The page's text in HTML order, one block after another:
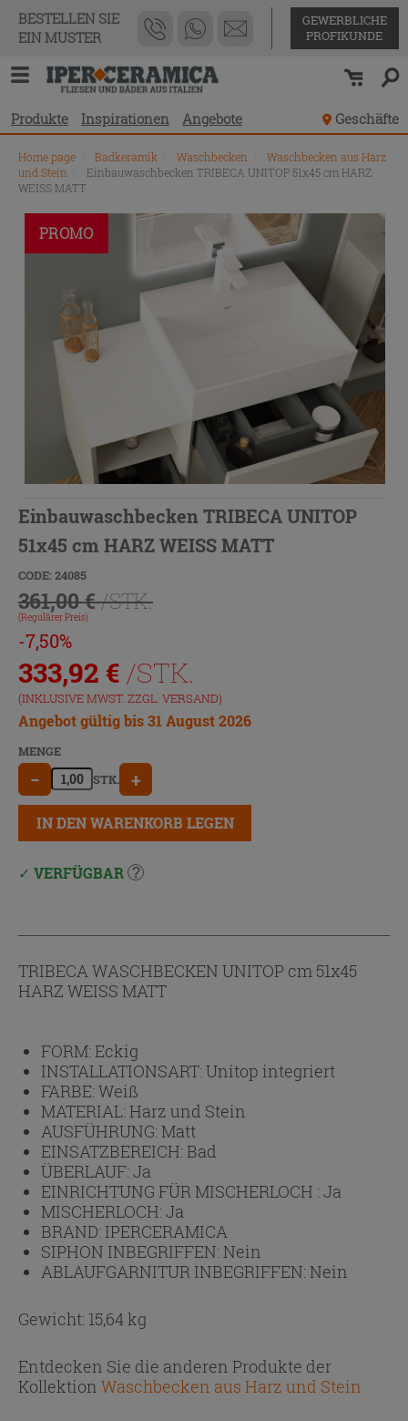
BESTELLEN SIE
EIN MUSTER
GEWERBLICHE
PROFIKUNDE
Produkte Inspirationen Angebote Geschäfte
Home page Badkeramik Waschbecken
Waschbecken aus Harz
und Stein
Einbauwaschbecken TRIBECA UNITOP 51x45 cm HARZ
WEISS MATT
PROMO
Einbauwaschbecken TRIBECA UNITOP
51x45 cm HARZ WEISS MATT
CODE: 24085
361,00 €/STK.
(Regulärer Preis)
-7,50%
333,92 € /STK.
(INKLUSIVE MWST. ZZGL. VERSAND)
Angebot gültig bis 31 August 2026
MENGE
− STK. +
IN DEN WARENKORB LEGEN
VERFÜGBAR
TRIBECA WASCHBECKEN UNITOP cm 51x45
HARZ WEISS MATT
FORM:Eckig
INSTALLATIONSART:Unitop integriert
FARBE:Weiß
MATERIAL:Harz und Stein
AUSFÜHRUNG:Matt
EINSATZBEREICH:Bad
ÜBERLAUF:Ja
EINRICHTUNG FÜR MISCHERLOCH :Ja
MISCHERLOCH:Ja
BRAND: IPERCERAMICA
SIPHON INBEGRIFFEN:Nein
ABLAUFGARNITUR INBEGRIFFEN:Nein
Gewicht: 15,64 kg
Entdecken Sie die anderen Produkte der
Kollektion Waschbecken aus Harz und Stein